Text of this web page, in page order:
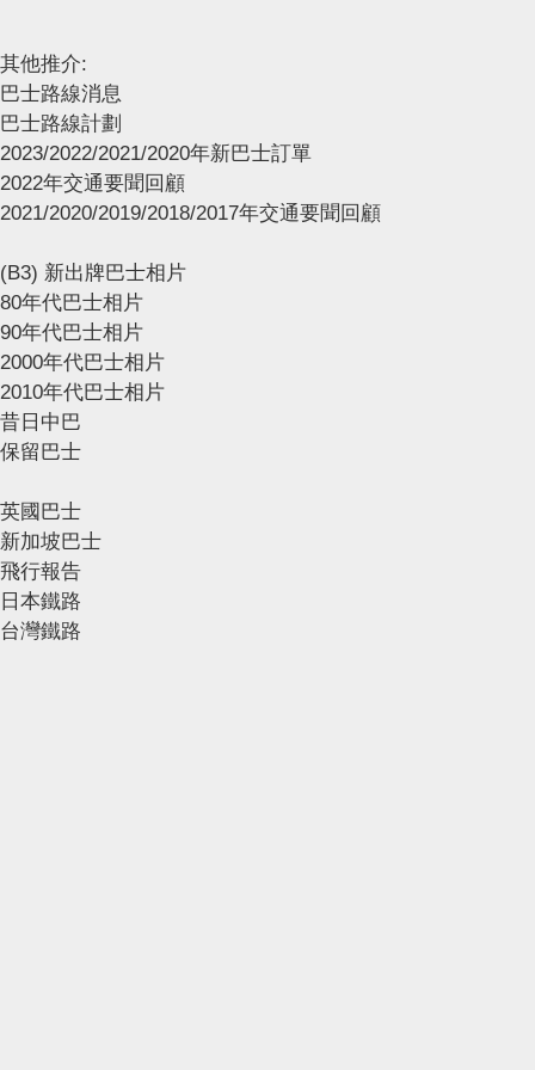
其他推介:
巴士路線消息
巴士路線計劃
2023/2022/2021/2020年新巴士訂單
2022年交通要聞回顧
2021/2020/2019/2018/2017年交通要聞回顧
(B3) 新出牌巴士相片
80年代巴士相片
90年代巴士相片
2000年代巴士相片
2010年代巴士相片
昔日中巴
保留巴士
英國巴士
新加坡巴士
飛行報告
日本鐵路
台灣鐵路